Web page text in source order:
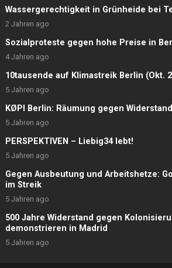
Wassergerechtigkeit in Grünheide bei
2 Jahren ago
Sozialproteste gegen hohe Preise in
4 Jahren ago
10tausende auf Klimastreik Berlin (Okt.
5 Jahren ago
KØPI Berlin: Räumung gegen Widerstand
5 Jahren ago
PERSPEKTIVEN – Liebig34 lebt!
5 Jahren ago
Gegen Ausbeutung und Arbeitshetze:
im Streik
5 Jahren ago
500 Jahre Widerstand gegen
demonstrieren in Madrid
5 Jahren ago